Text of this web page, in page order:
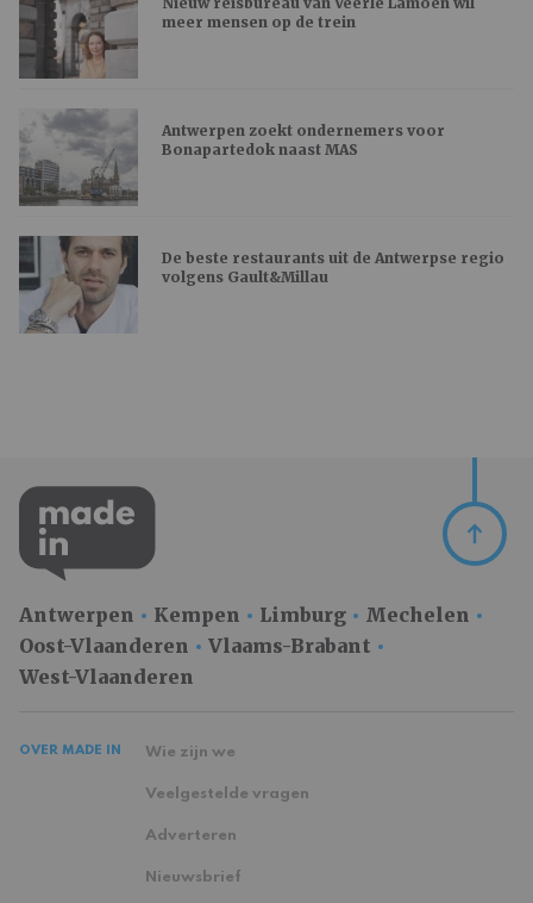
meer mensen op de trein
Antwerpen zoekt ondernemers voor
Bonapartedok naast MAS
De beste restaurants uit de Antwerpse regio
volgens Gault&Millau
Antwerpen Kempen Limburg
Mechelen
Oost-Vlaanderen
Vlaams-Brabant
West-Vlaanderen
OVER MADE IN Wie zijn we
Veelgestelde vragen
Adverteren
Nieuwsbrief